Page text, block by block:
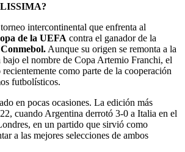
intercontinental que enfrenta al
de la UEFA contra el ganador de la
Aunque su origen se remonta a la
bajo el nombre de Copa Artemio Franchi, el
como parte de la cooperación
futbolísticos.
en pocas ocasiones. La edición más
cuando Argentina derrotó 3-0 a Italia en el
en un partido que sirvió como
a las mejores selecciones de ambos